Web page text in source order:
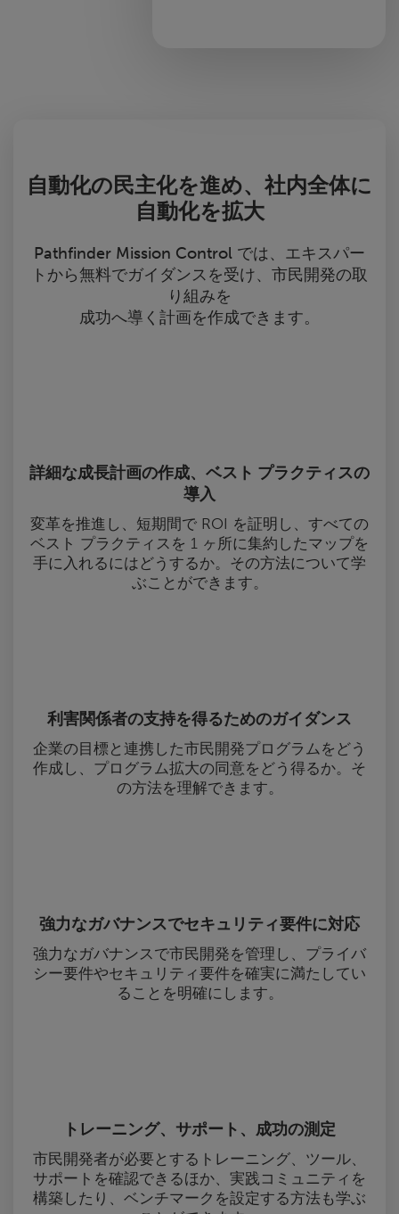
自動化の民主化を進め、社内全体に
自動化を拡大
Pathfinder Mission Control では、エキスパー
トから無料でガイダンスを受け、市民開発の取
り組みを
成功へ導く計画を作成できます。
詳細な成長計画の作成、ベスト プラクティスの
導入
変革を推進し、短期間で ROI を証明し、すべての
ベスト プラクティスを 1 ヶ所に集約したマップを
手に入れるにはどうするか。その方法について学
ぶことができます。
利害関係者の支持を得るためのガイダンス
企業の目標と連携した市民開発プログラムをどう
作成し、プログラム拡大の同意をどう得るか。そ
の方法を理解できます。
強力なガバナンスでセキュリティ要件に対応
強力なガバナンスで市民開発を管理し、プライバ
シー要件やセキュリティ要件を確実に満たしてい
ることを明確にします。
トレーニング、サポート、成功の測定
市民開発者が必要とするトレーニング、ツール、
サポートを確認できるほか、実践コミュニティを
構築したり、ベンチマークを設定する方法も学ぶ